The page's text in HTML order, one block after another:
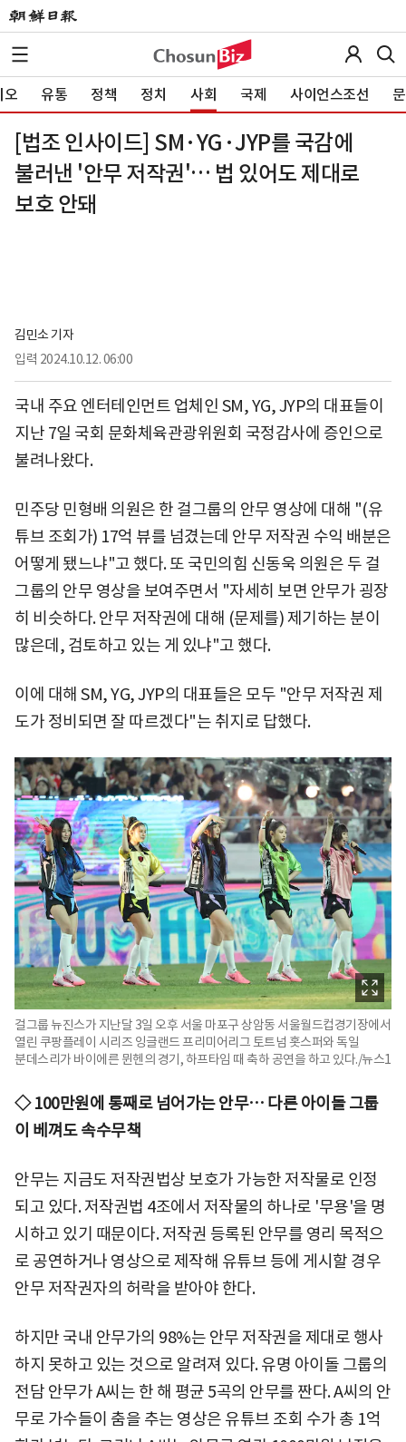
오 유통 정책 정치 사회 국제 사이언스조선
[법조 인사이드] SM·YG·JYP를 국감에
불러낸 '안무 저작권'… 법 있어도 제대로
보호 안돼
김민소 기자
입력 2024.10.12. 06:00
국내 주요 엔터테인먼트 업체인 SM, YG, JYP의 대표들이
지난 7일 국회 문화체육관광위원회 국정감사에 증인으로
불려나왔다.
민주당 민형배 의원은 한 걸그룹의 안무 영상에 대해 "(유
튜브 조회가) 17억 뷰를 넘겼는데 안무 저작권 수익 배분은
어떻게 됐느냐"고 했다. 또 국민의힘 신동욱 의원은 두 걸
그룹의 안무 영상을 보여주면서 "자세히 보면 안무가 굉장
히 비슷하다. 안무 저작권에 대해 (문제를) 제기하는 분이
많은데, 검토하고 있는 게 있냐"고 했다.
이에 대해 SM, YG, JYP의 대표들은 모두 "안무 저작권 제
도가 정비되면 잘 따르겠다"는 취지로 답했다.
걸그룹 뉴진스가 지난달 3일 오후 서울 마포구 상암동 서울월드컵경기장에서
열린 쿠팡플레이 시리즈 잉글랜드 프리미어리그 토트넘 홋스퍼와 독일
분데스리가 바이에른 뮌헨의 경기, 하프타임 때 축하 공연을 하고 있다./뉴스1
◇ 100만원에 통째로 넘어가는 안무… 다른 아이돌 그룹
이 베껴도 속수무책
안무는 지금도 저작권법상 보호가 가능한 저작물로 인정
되고 있다. 저작권법 4조에서 저작물의 하나로 '무용'을 명
시하고 있기 때문이다. 저작권 등록된 안무를 영리 목적으
로 공연하거나 영상으로 제작해 유튜브 등에 게시할 경우
안무 저작권자의 허락을 받아야 한다.
하지만 국내 안무가의 98%는 안무 저작권을 제대로 행사
하지 못하고 있는 것으로 알려져 있다. 유명 아이돌 그룹의
전담 안무가 A씨는 한 해 평균 5곡의 안무를 짠다. A씨의 안
무로 가수들이 춤을 추는 영상은 유튜브 조회 수가 총 1억